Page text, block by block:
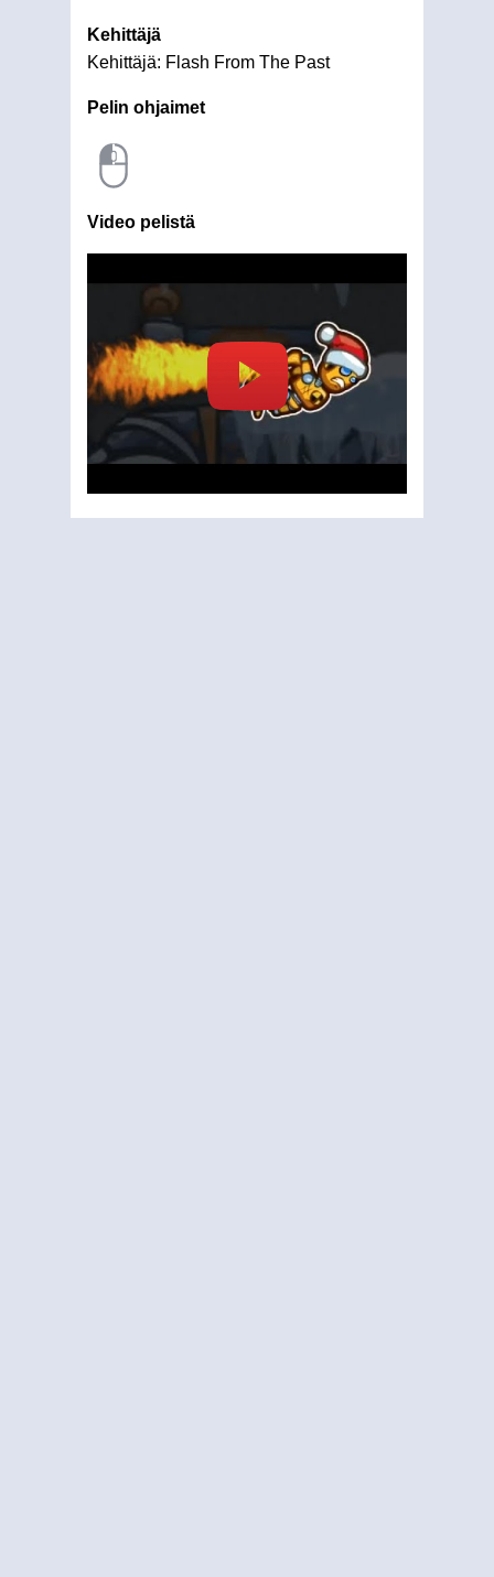
Kehittäjä
Kehittäjä: Flash From The Past
Pelin ohjaimet
Video pelistä